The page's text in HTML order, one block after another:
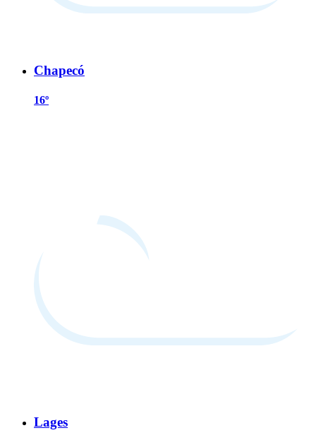
Chapecó
16º
Lages